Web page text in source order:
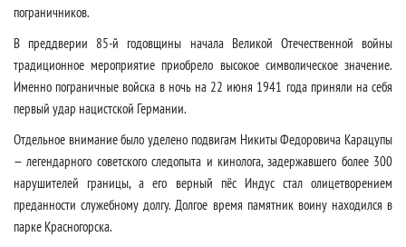
пограничников.
В преддверии 85-й годовщины начала Великой Отечественной войны
традиционное мероприятие приобрело высокое символическое значение.
Именно пограничные войска в ночь на 22 июня 1941 года приняли на себя
первый удар нацистской Германии.
Отдельное внимание было уделено подвигам Никиты Федоровича Карацупы
— легендарного советского следопыта и кинолога, задержавшего более 300
нарушителей границы, а его верный пёс Индус стал олицетворением
преданности служебному долгу. Долгое время памятник воину находился в
парке Красногорска.